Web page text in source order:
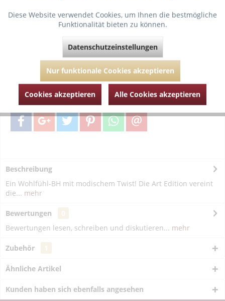
Merken Fragen zum Artikel?
Artikel-Nr.: ANI5246-black-grey-100-C
Beschreibung
Ein Wohlfühl-BH mit modischem Twist! Die Art Edition vereint
die... mehr
Bewertungen
Bewertungen lesen, schreiben und diskutieren... mehr
Zubehör
Ähnliche Artikel
Kunden haben sich ebenfalls angesehen
Diese Website verwendet Cookies, um Ihnen die bestmögliche
Funktionalität bieten zu können.
Datenschutzeinstellungen
Nur funktionale Cookies akzeptieren
Cookies akzeptieren Alle Cookies akzeptieren